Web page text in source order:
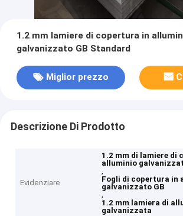
1.2 mm lamiere di copertura in
galvanizzato GB Standard
Miglior prezzo
Descrizione Di Prodotto
Evidenziare
1.2 mm di lamiere di
alluminio
,
Fogli di copertura in
galvanizzato GB
,
1.2 mm lamiera di
galvanizzata